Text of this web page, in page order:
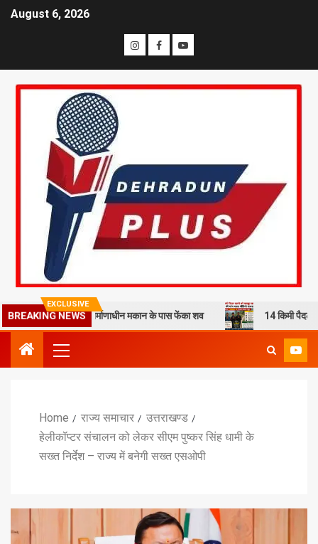
August 6, 2026
EXCLUSIVE
BREAKING NEWS
से हत्या कर निर्माणाधीन मकान के पास फेंका शव 14 किमी पैदल चलने को
Home राज्य समाचार
उत्तराखण्ड
हेलीकॉप्टर संचालन को लेकर सीएम पुष्कर सिंह धामी के
सख्त निर्देश – राज्य में बनेगी सख्त एसओपी